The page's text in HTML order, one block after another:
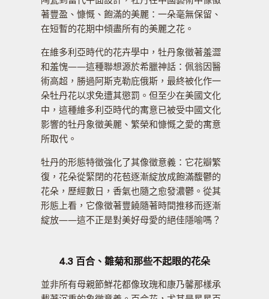
著豐盈、慷慨、飽滿的美麗：一朵毫無保留、
在短暫的花期中傾盡所有的美麗之花。
在維多利亞時代的花卉學中，牡丹象徵著羞澀
和羞愧——這種聯想源於希臘神話：佩翁因醫
術高超，勝過阿斯克勒庇俄斯，最終被化作一
朵牡丹花以求免遭其懲罰。但至少在美國文化
中，這種維多利亞時代的寓意已被受中國文化
影響的牡丹象徵美麗、繁榮和慷慨之愛的寓意
所取代。
牡丹的形態特徵強化了其像徵意義：它花瓣繁
復，花朵從緊閉的花苞逐漸綻放成飽滿馥鬱的
花朵，歷經數日，香氣也隨之愈發濃鬱。從其
形態上看，它像徵著豐饒隨著時間推移而逐漸
綻放——這不正是對美好母愛的絕佳隱喻嗎？
4.3 百合、雛菊和那些不起眼的花朵
並非所有母親節鮮花都像玫瑰和康乃馨那樣承